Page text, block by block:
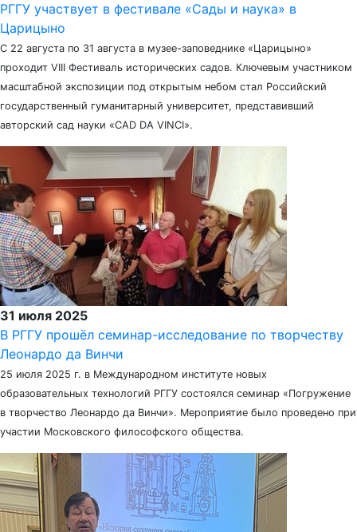
РГГУ участвует в фестивале «Сады и наука» в
Царицыно
С 22 августа по 31 августа в музее-заповеднике «Царицыно»
проходит VIII Фестиваль исторических садов. Ключевым участником
масштабной экспозиции под открытым небом стал Российский
государственный гуманитарный университет, представивший
авторский сад науки «CAD DA VINCI».
31 июля 2025
В РГГУ прошёл семинар-исследование по творчеству
Леонардо да Винчи
25 июля 2025 г. в Международном институте новых
образовательных технологий РГГУ состоялся семинар «Погружение
в творчество Леонардо да Винчи». Мероприятие было проведено при
участии Московского философского общества.